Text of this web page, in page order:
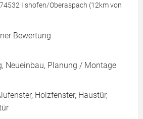
Ilshofen/Oberaspach (12km von
Bewertung
Neueinbau, Planung / Montage
Holzfenster, Haustür,